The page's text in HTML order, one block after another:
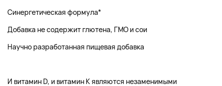
Синергетическая формула*
Добавка не содержит глютена, ГМО и сои
Научно разработанная пищевая добавка
И витамин D, и витамин K являются незаменимыми